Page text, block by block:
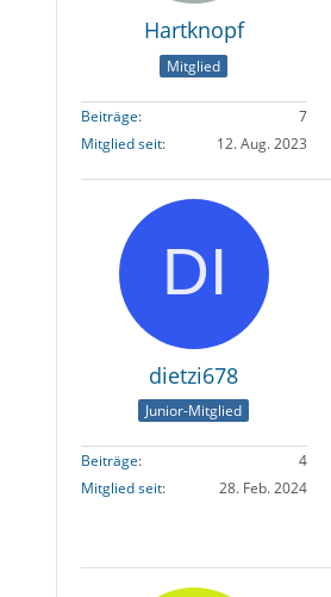
Hartknopf
Mitglied
Beiträge
7
Mitglied seit
12. Aug. 2023
dietzi678
Junior-Mitglied
Beiträge
4
Mitglied seit
28. Feb. 2024